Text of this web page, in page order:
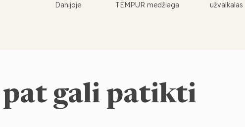
Danijoje
TEMPUR medžiaga
užvalkalas
pat gali patikti